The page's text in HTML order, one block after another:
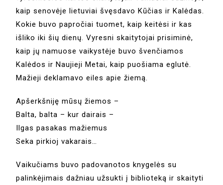
kaip senovėje lietuviai švęsdavo Kūčias ir Kalėdas.
Kokie buvo papročiai tuomet, kaip keitėsi ir kas
išliko iki šių dienų. Vyresni skaitytojai prisiminė,
kaip jų namuose vaikystėje buvo švenčiamos
Kalėdos ir Naujieji Metai, kaip puošiama eglutė.
Mažieji deklamavo eiles apie žiemą.
Apšerkšniję mūsų žiemos –
Balta, balta – kur dairais –
Ilgas pasakas mažiemus
Seka pirkioj vakarais…
Vaikučiams buvo padovanotos knygelės su
palinkėjimais dažniau užsukti į biblioteką ir skaityti